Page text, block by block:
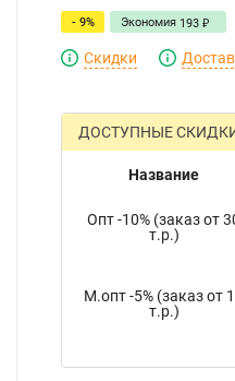
- 9% Экономия 193 ₽
Скидки
ДОСТУПНЫЕ
Название
Опт -10% (заказ от
т.р.)
М.опт -5% (заказ от
т.р.)